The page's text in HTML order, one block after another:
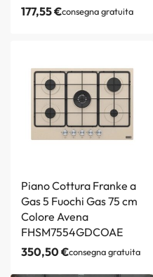
177,55€consegna gratuita
Piano Cottura Franke a
Gas 5 Fuochi Gas 75 cm
Colore Avena
FHSM7554GDCOAE
350,50€consegna gratuita